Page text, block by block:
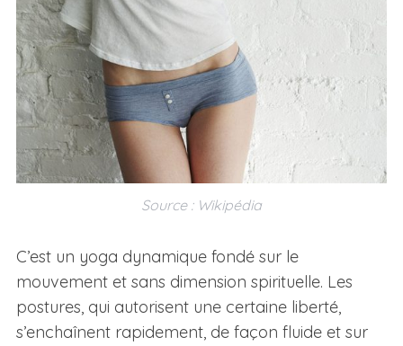
Source : Wikipédia
C’est un yoga dynamique fondé sur le
mouvement et sans dimension spirituelle. Les
postures, qui autorisent une certaine liberté,
s’enchaînent rapidement, de façon fluide et sur